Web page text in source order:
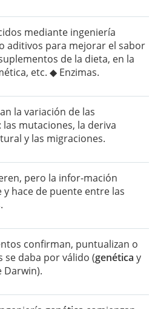
mediante ingeniería
aditivos para mejorar el sabor
de la dieta, en la
etc. ◆ Enzimas.
la variación de las
mutaciones, la deriva
y las migraciones.
pero la infor-mación
hace de puente entre las
confirman, puntualizan o
se daba por válido (genética y
Darwin).